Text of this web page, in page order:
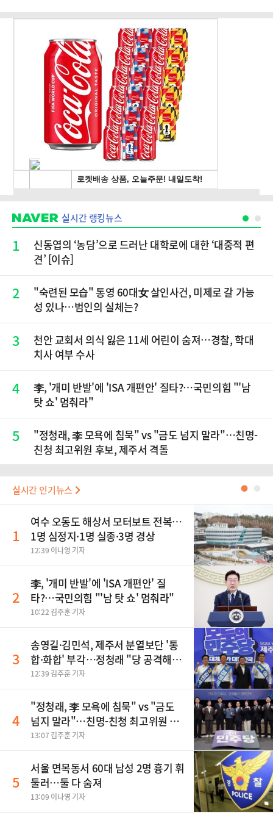
실시간 랭킹뉴스
1
신동엽의 ‘농담’으로 드러난 대학로에 대한 ‘대중적 편
견’ [이슈]
2
"숙련된 모습" 통영 60대女 살인사건, 미제로 갈 가능
성 있나…범인의 실체는?
3
천안 교회서 의식 잃은 11세 어린이 숨져…경찰, 학대
치사 여부 수사
4
李, '개미 반발'에 'ISA 개편안' 질타?…국민의힘 "'남
탓 쇼' 멈춰라"
5
"정청래, 李 모욕에 침묵" vs "금도 넘지 말라"…친명-
친청 최고위원 후보, 제주서 격돌
실시간 인기뉴스 ●
1
여수 오동도 해상서 모터보트 전복…
1명 심정지·1명 실종·3명 경상
12:39 이나영 기자
2
李, '개미 반발'에 'ISA 개편안' 질
타?…국민의힘 "'남 탓 쇼' 멈춰라"
10:22 김주훈 기자
3
송영길·김민석, 제주서 분열보단 '통
합·화합' 부각…정청래 "당 공격해
놓고 뻔뻔해"
12:39 김주훈 기자
4
"정청래, 李 모욕에 침묵" vs "금도
넘지 말라"…친명-친청 최고위원 후
보, 제주서 격돌
13:07 김주훈 기자
5
서울 면목동서 60대 남성 2명 흉기 휘
둘러…둘 다 숨져
13:09 이나영 기자